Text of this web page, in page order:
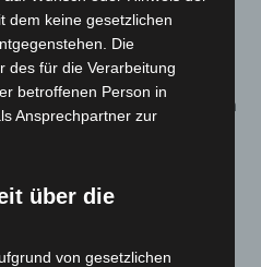
gemäß § 22a Abs. 3 IfSG
die in Gruppen im
im Alltag
zum Abstandsgebot ist in
mehr erforderlich.
dem keine gesetzlichen
Die
des für die Verarbeitung
betroffenen Person in
Ansprechpartner zur
über die
von gesetzlichen